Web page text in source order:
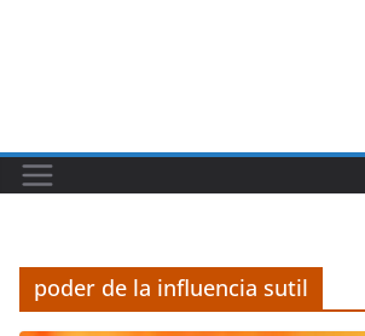
poder de la influencia sutil